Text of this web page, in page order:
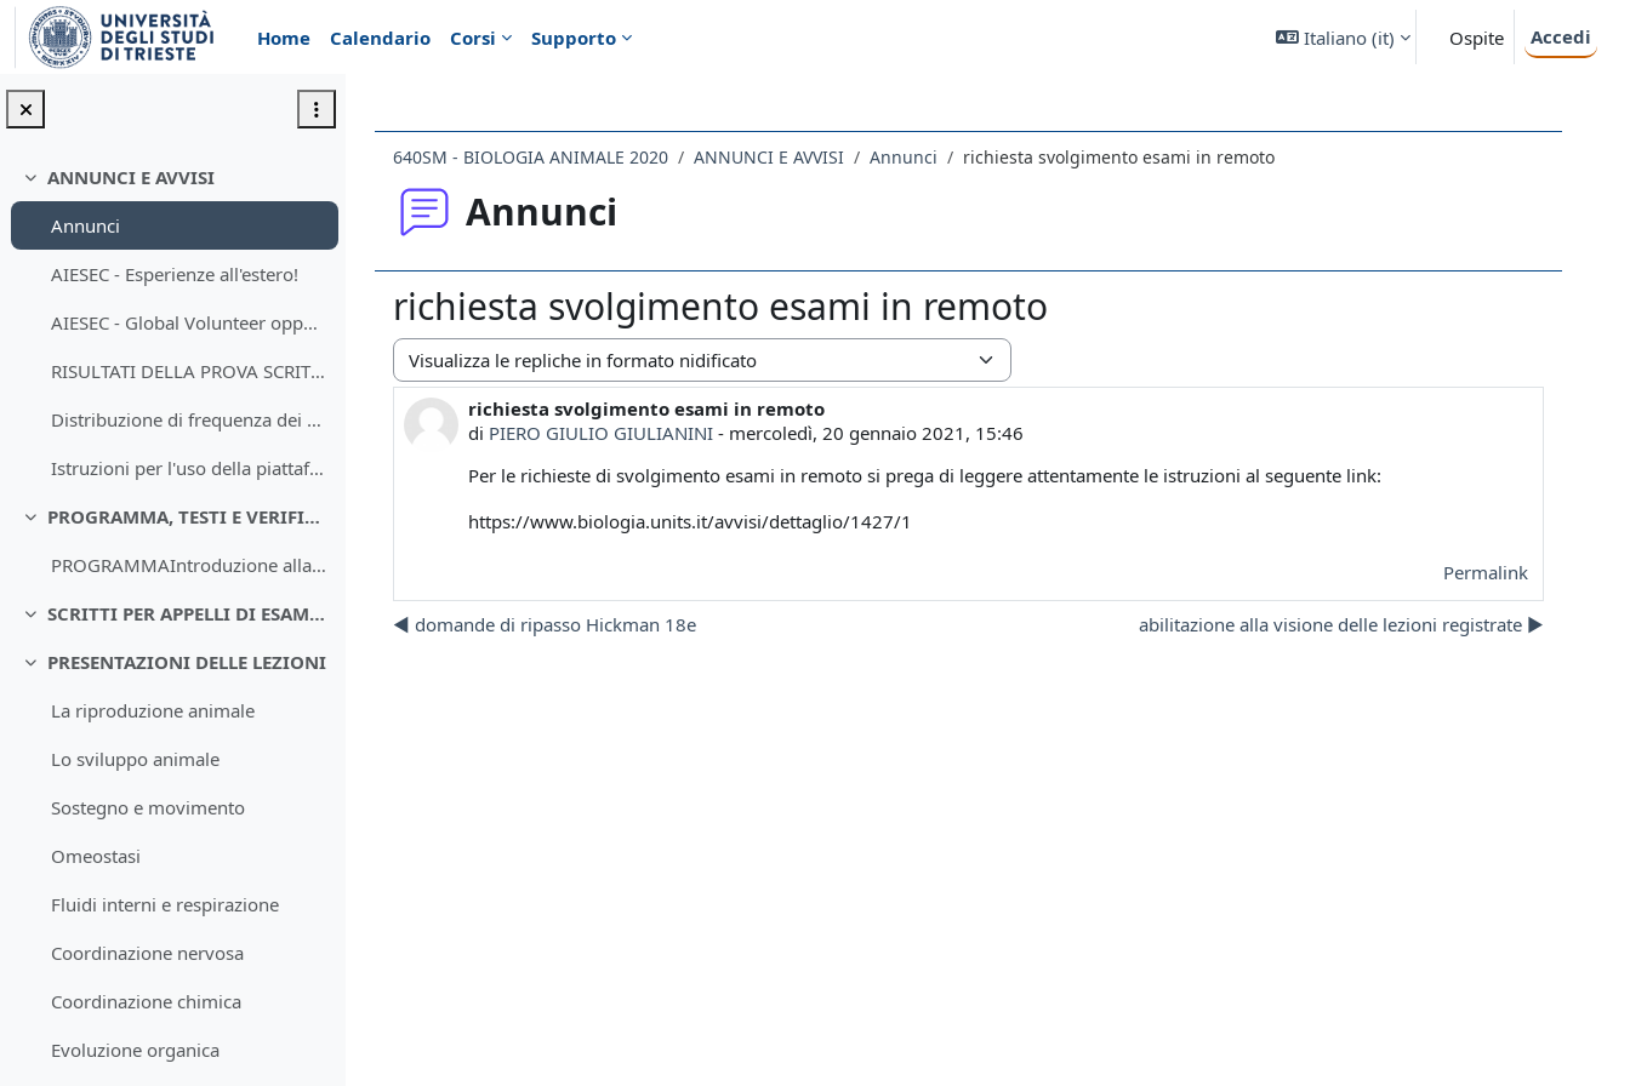
Vai al contenuto principale
Home
Calendario Corsi Supporto Italiano ‎(it)‎ Ospite Accedi
Minimizza
ANNUNCI E AVVISI
Annunci
AIESEC - Esperienze all'estero!
AIESEC - Global Volunteer opportunità di volontariato internazionale in Turchia, Messico, Tunisia e Germania
RISULTATI DELLA PROVA SCRITTA DEL 10 FEBBRAIO 2021...
Distribuzione di frequenza dei punteggi delle prove del 21 gennaio e del 10 febbraio 2021
Istruzioni per l'uso della piattaforma di ripasso McGraw-Hill Connect
Minimizza
PROGRAMMA, TESTI E VERIFICA
PROGRAMMAIntroduzione alla vita animale. Processo ...
Minimizza SCRITTI PER APPELLI DI ESAME DA REMOTO
Minimizza
PRESENTAZIONI DELLE LEZIONI
La riproduzione animale
Lo sviluppo animale
Sostegno e movimento
Omeostasi
Fluidi interni e respirazione
Coordinazione nervosa
Coordinazione chimica
Evoluzione organica
640SM - BIOLOGIA ANIMALE 2020 ANNUNCI E AVVISI Annunci richiesta svolgimento esami in remoto
Annunci
richiesta svolgimento esami in remoto
Modalità visualizzazione
richiesta svolgimento esami in remoto
di PIERO GIULIO GIULIANINI - mercoledì, 20 gennaio 2021, 15:46
Numero di risposte: 0
Per le richieste di svolgimento esami in remoto si prega di leggere attentamente le istruzioni al seguente link:
https://www.biologia.units.it/avvisi/dettaglio/1427/1
Permalink
◀︎ domande di ripasso Hickman 18e abilitazione alla visione delle lezioni registrate ▶︎